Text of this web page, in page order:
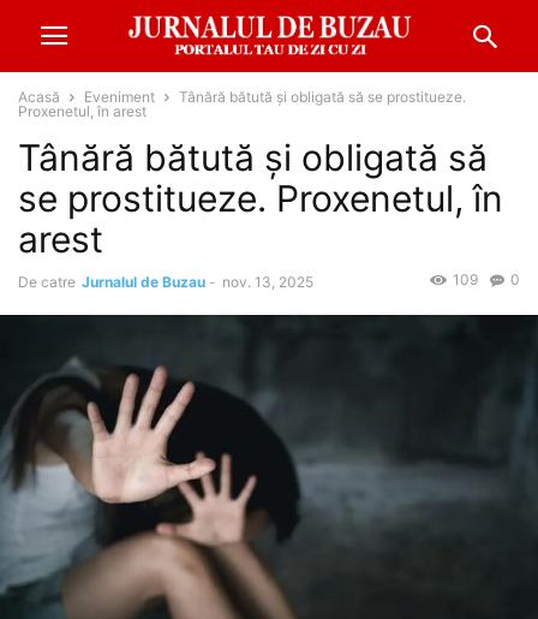
Acasă Eveniment
Tânără bătută și obligată să se prostitueze.
Proxenetul, în arest
Tânără bătută și obligată să
se prostitueze. Proxenetul, în
arest
De catre Jurnalul de Buzau - nov. 13, 2025 0
109